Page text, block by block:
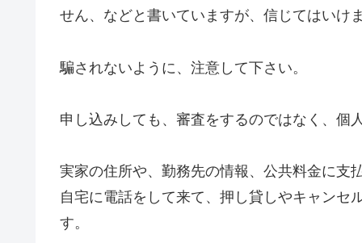
せん、などと書いていますが、信じてはいけ
騙されないように、注意して下さい。
申し込みしても、審査をするのではなく、個
実家の住所や、勤務先の情報、公共料金に支
自宅に電話をして来て、押し貸しやキャンセ
す。